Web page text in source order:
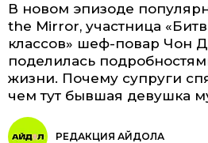
В новом эпизоде
the Mirror, участница
классов» шеф-повар Чон
поделилась
жизни. Почему супруги
чем тут бывшая девушка
РЕДАКЦИЯ АЙДОЛА